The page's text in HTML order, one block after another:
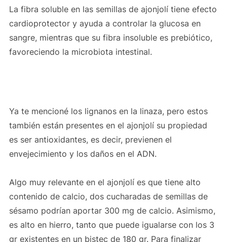
La fibra soluble en las semillas de ajonjolí tiene efecto
cardioprotector y ayuda a controlar la glucosa en
sangre, mientras que su fibra insoluble es prebiótico,
favoreciendo la microbiota intestinal.
Ya te mencioné los lignanos en la linaza, pero estos
también están presentes en el ajonjolí su propiedad
es ser antioxidantes, es decir, previenen el
envejecimiento y los daños en el ADN.
Algo muy relevante en el ajonjolí es que tiene alto
contenido de calcio, dos cucharadas de semillas de
sésamo podrían aportar 300 mg de calcio. Asimismo,
es alto en hierro, tanto que puede igualarse con los 3
gr existentes en un bistec de 180 gr. Para finalizar